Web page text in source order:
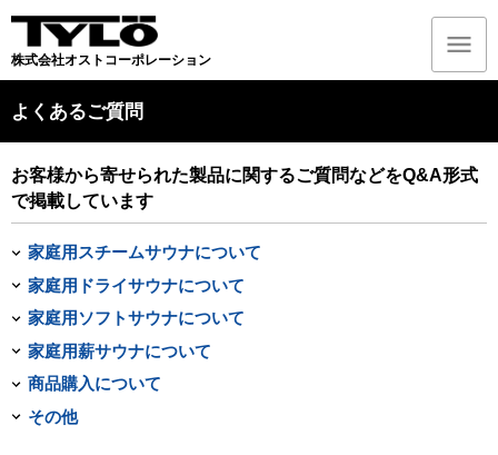
株式会社オストコーポレーション
よくあるご質問
お客様から寄せられた製品に関するご質問などをQ&A形式
で掲載しています
家庭用スチームサウナについて
家庭用ドライサウナについて
家庭用ソフトサウナについて
家庭用薪サウナについて
商品購入について
その他